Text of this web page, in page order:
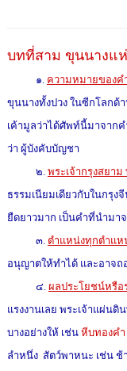
บทที่สาม ขุนนางแ
๑. ความหมายของค
ขุนนางทั้งปวง ในซีกโลกด้
เค้ามูลว่าได้ศัพท์นี้มาจาก
ว่า ผู้บังคับบัญชา
๒. พระเจ้ากรุงสยา
ธรรมเนียมเดียวกับในกรุง
ยืดยาวมาก เป็นคำที่นำมา
๓. ตำแหน่งทุกตำแห
อนุญาตให้ทำได้ และอาจถ
๔. ผลประโยชน์หรือ
แรงงานเลย พระเจ้าแผ่น
บางอย่างให้ เช่น หีบทองคำ
ลำหนึ่ง สัตว์พาหนะ เช่น ช้